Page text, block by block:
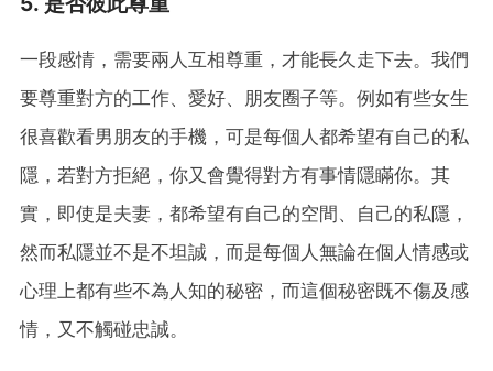
一段感情，需要兩人互相尊重，才能長久走下去。我們
要尊重對方的工作、愛好、朋友圈子等。例如有些女生
很喜歡看男朋友的手機，可是每個人都希望有自己的私
隱，若對方拒絕，你又會覺得對方有事情隱瞞你。其
實，即使是夫妻，都希望有自己的空間、自己的私隱，
然而私隱並不是不坦誠，而是每個人無論在個人情感或
心理上都有些不為人知的秘密，而這個秘密既不傷及感
情，又不觸碰忠誠。